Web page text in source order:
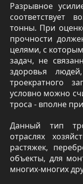
Разрывное
соответствует
тонны. При
прочности
целями, с
задач, не
здоровья
троекратного
условно можно
троса - вполне
Данный тип
отраслях
растяжек,
объекты, для
многих-многих